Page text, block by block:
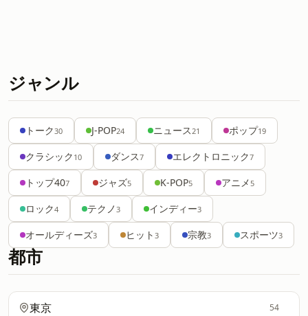
ジャンル
トーク 30 J-POP24 ニュース 21 ポップ19
クラシック 10 ダンス7 エレクトロニック7
トップ407 ジャズ5 K-POP5 アニメ 5
ロック4 テクノ 3 インディー3
オールディーズ3 ヒット 3 宗教3 スポーツ3
都市
東京 54